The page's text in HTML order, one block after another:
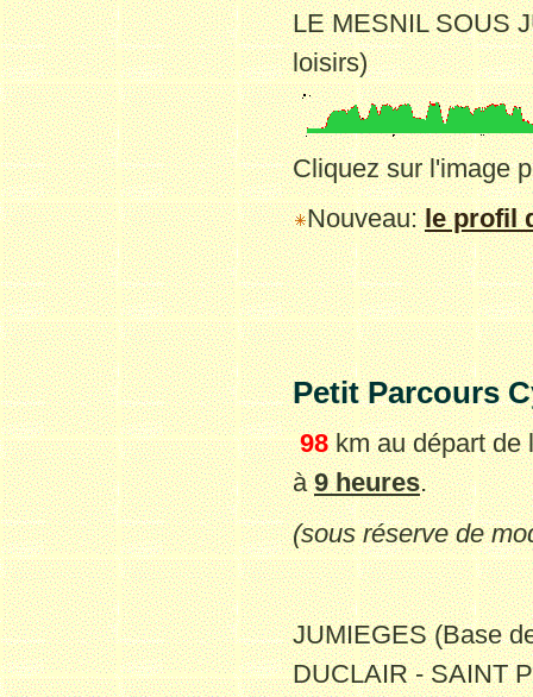
LE MESNIL SOUS
loisirs)
Cliquez sur l'image
Nouveau:le profil
PetitParcoursC
98km au départde
à9 heures.
(sous réserve de
JUMIEGES (Base
DUCLAIR - SAINT